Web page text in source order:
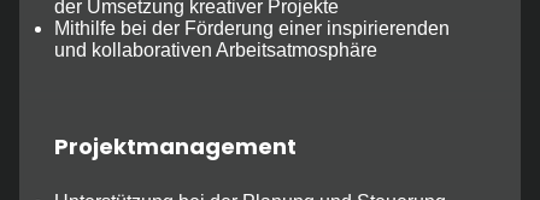
der Umsetzung kreativer Projekte
Mithilfe bei der Förderung einer inspirierenden
und kollaborativen Arbeitsatmosphäre
Projektmanagement